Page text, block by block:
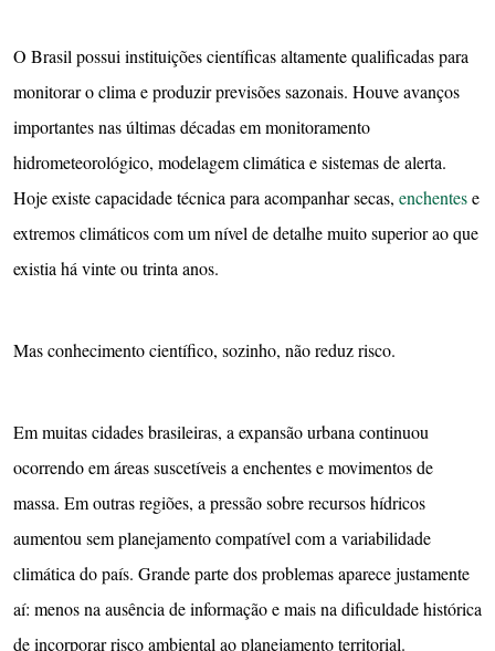
O Brasil possui instituições científicas altamente qualificadas para
monitorar o clima e produzir previsões sazonais. Houve avanços
importantes nas últimas décadas em monitoramento
hidrometeorológico, modelagem climática e sistemas de alerta.
Hoje existe capacidade técnica para acompanhar secas, enchentese
extremos climáticos com um nível de detalhe muito superior ao que
existia há vinte ou trinta anos.
Mas conhecimento científico, sozinho, não reduz risco.
Em muitas cidades brasileiras, a expansão urbana continuou
ocorrendo em áreas suscetíveis a enchentes e movimentos de
massa. Em outras regiões, a pressão sobre recursos hídricos
aumentou sem planejamento compatível com a variabilidade
climática do país. Grande parte dos problemas aparece justamente
aí: menos na ausência de informação e mais na dificuldade histórica
de incorporar risco ambiental ao planejamento territorial.